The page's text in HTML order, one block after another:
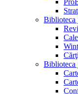
Biblioteca
Biblioteca